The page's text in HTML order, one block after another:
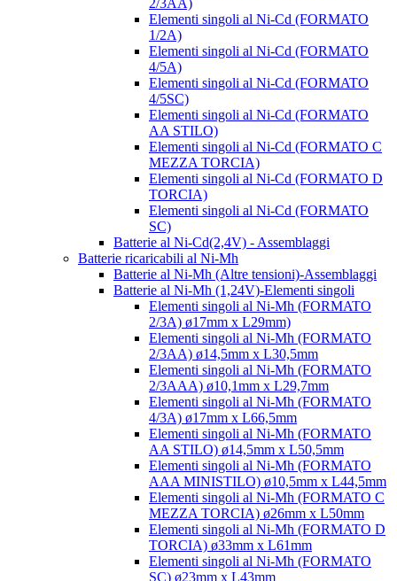
Elementi singoli al Ni-Cd (FORMATO
1/2A)
Elementi singoli al Ni-Cd (FORMATO
4/5A)
Elementi singoli al Ni-Cd (FORMATO
4/5SC)
Elementi singoli al Ni-Cd (FORMATO
AA STILO)
Elementi singoli al Ni-Cd (FORMATO C
MEZZA TORCIA)
Elementi singoli al Ni-Cd (FORMATO D
TORCIA)
Elementi singoli al Ni-Cd (FORMATO
SC)
Batterie al Ni-Cd(2,4V) - Assemblaggi
Batterie ricaricabili al Ni-Mh
Batterie al Ni-Mh (Altre tensioni)-Assemblaggi
Batterie al Ni-Mh (1,24V)-Elementi singoli
Elementi singoli al Ni-Mh (FORMATO
2/3A) ø17mm x L29mm)
Elementi singoli al Ni-Mh (FORMATO
2/3AA) ø14,5mm x L30,5mm
Elementi singoli al Ni-Mh (FORMATO
2/3AAA) ø10,1mm x L29,7mm
Elementi singoli al Ni-Mh (FORMATO
4/3A) ø17mm x L66,5mm
Elementi singoli al Ni-Mh (FORMATO
AA STILO) ø14,5mm x L50,5mm
Elementi singoli al Ni-Mh (FORMATO
AAA MINISTILO) ø10,5mm x L44,5mm
Elementi singoli al Ni-Mh (FORMATO C
MEZZA TORCIA) ø26mm x L50mm
Elementi singoli al Ni-Mh (FORMATO D
TORCIA) ø33mm x L61mm
Elementi singoli al Ni-Mh (FORMATO
SC) ø23mm x L43mm